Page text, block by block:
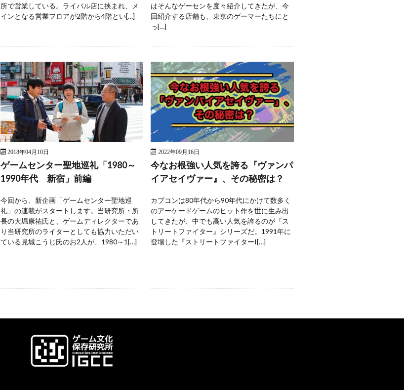
所で営業している。ライバル店に挟まれ、メ
インとなる営業フロアが2階から4階とい[…]
はそんなゲーセンを度々紹介してきたが、今
回紹介する店舗も、東京のゲーマーたちにと
っ[…]
2018年04月10日
ゲームセンター聖地巡礼「1980～
1990年代 新宿」前編
今回から、新企画「ゲームセンター聖地巡
礼」の連載がスタートします。当研究所・所
長の大堀康祐氏と、ゲームディレクターであ
り当研究所のライターとしても協力いただい
ている見城こうじ氏のお2人が、1980～1[…]
2022年09月16日
今なお根強い人気を誇る『ヴァンパ
イアセイヴァー』、その秘密は？
カプコンは80年代から90年代にかけて数多く
のアーケードゲームのヒット作を世に生み出
してきたが、中でも高い人気を誇るのが『ス
トリートファイター』シリーズだ。1991年に
登場した『ストリートファイターI[…]